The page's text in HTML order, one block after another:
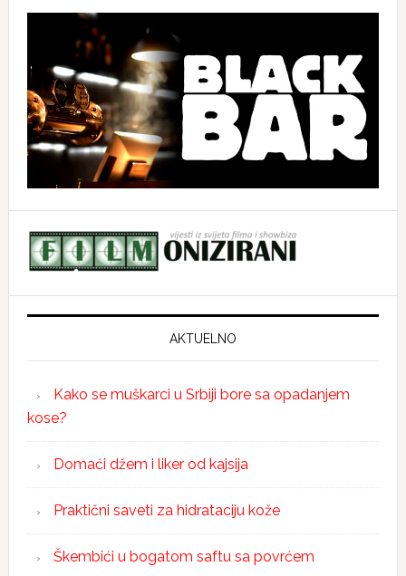
AKTUELNO
Kako se muškarci u Srbiji bore sa opadanjem
kose?
Domaći džem i liker od kajsija
Praktični saveti za hidrataciju kože
Škembići u bogatom saftu sa povrćem